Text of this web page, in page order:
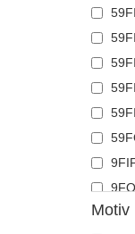
Hai
Katze
Motiv